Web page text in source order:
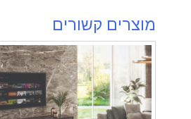
מוצרים קשורים